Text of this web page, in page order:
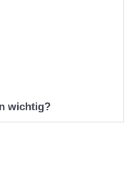
wichtig?